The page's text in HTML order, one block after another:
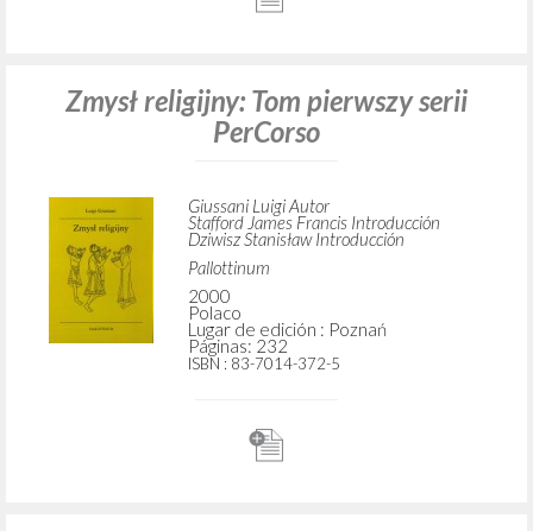
Zmysł religijny: Tom pierwszy serii
PerCorso
Giussani Luigi Autor
Stafford James Francis Introducción
Dziwisz Stanisław Introducción
Pallottinum
2000
Polaco
Lugar de edición : Poznań
Páginas: 232
ISBN : 83-7014-372-5